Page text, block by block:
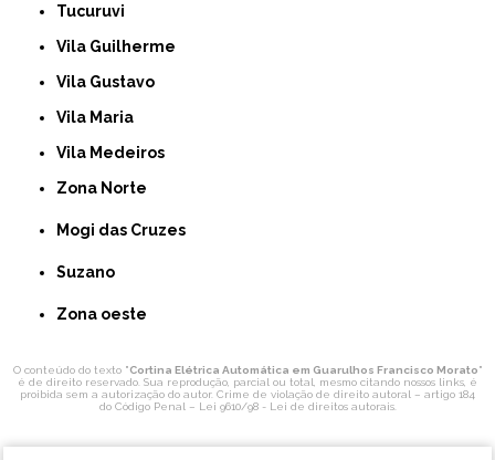
Tucuruvi
Vila Guilherme
Vila Gustavo
Vila Maria
Vila Medeiros
Zona Norte
Mogi das Cruzes
Suzano
Zona oeste
O conteúdo do texto "Cortina Elétrica Automática em Guarulhos Francisco Morato"
é de direito reservado. Sua reprodução, parcial ou total, mesmo citando nossos links, é
proibida sem a autorização do autor. Crime de violação de direito autoral – artigo 184
do Código Penal – Lei 9610/98 - Lei de direitos autorais.